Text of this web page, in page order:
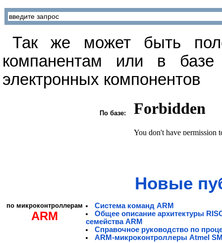
Так же может быть
компанентам или в базе
электронных компонентов
По базе:
Новые
по микроконтроллерам
ARM
Система команд ARM
Общее описание архитектуры
семейства ARM
Справочное руководство по
ARM-микроконтроллеры Atmel